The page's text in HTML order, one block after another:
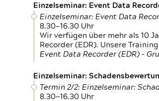
Einzelseminar: Event Data
Einzelseminar: Event Data
8.30—16.30 Uhr
Wir verfügen über mehr als 10
Recorder (EDR). Unsere
Event Data Recorder (EDR) –
Einzelseminar:
Termin 2/2: Einzelseminar:
8.30—16.30 Uhr